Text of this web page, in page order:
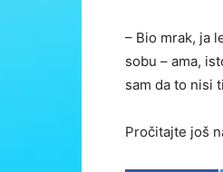
– Bio mrak, ja
sobu – ama,
sam da to nisi
Pročitajte još